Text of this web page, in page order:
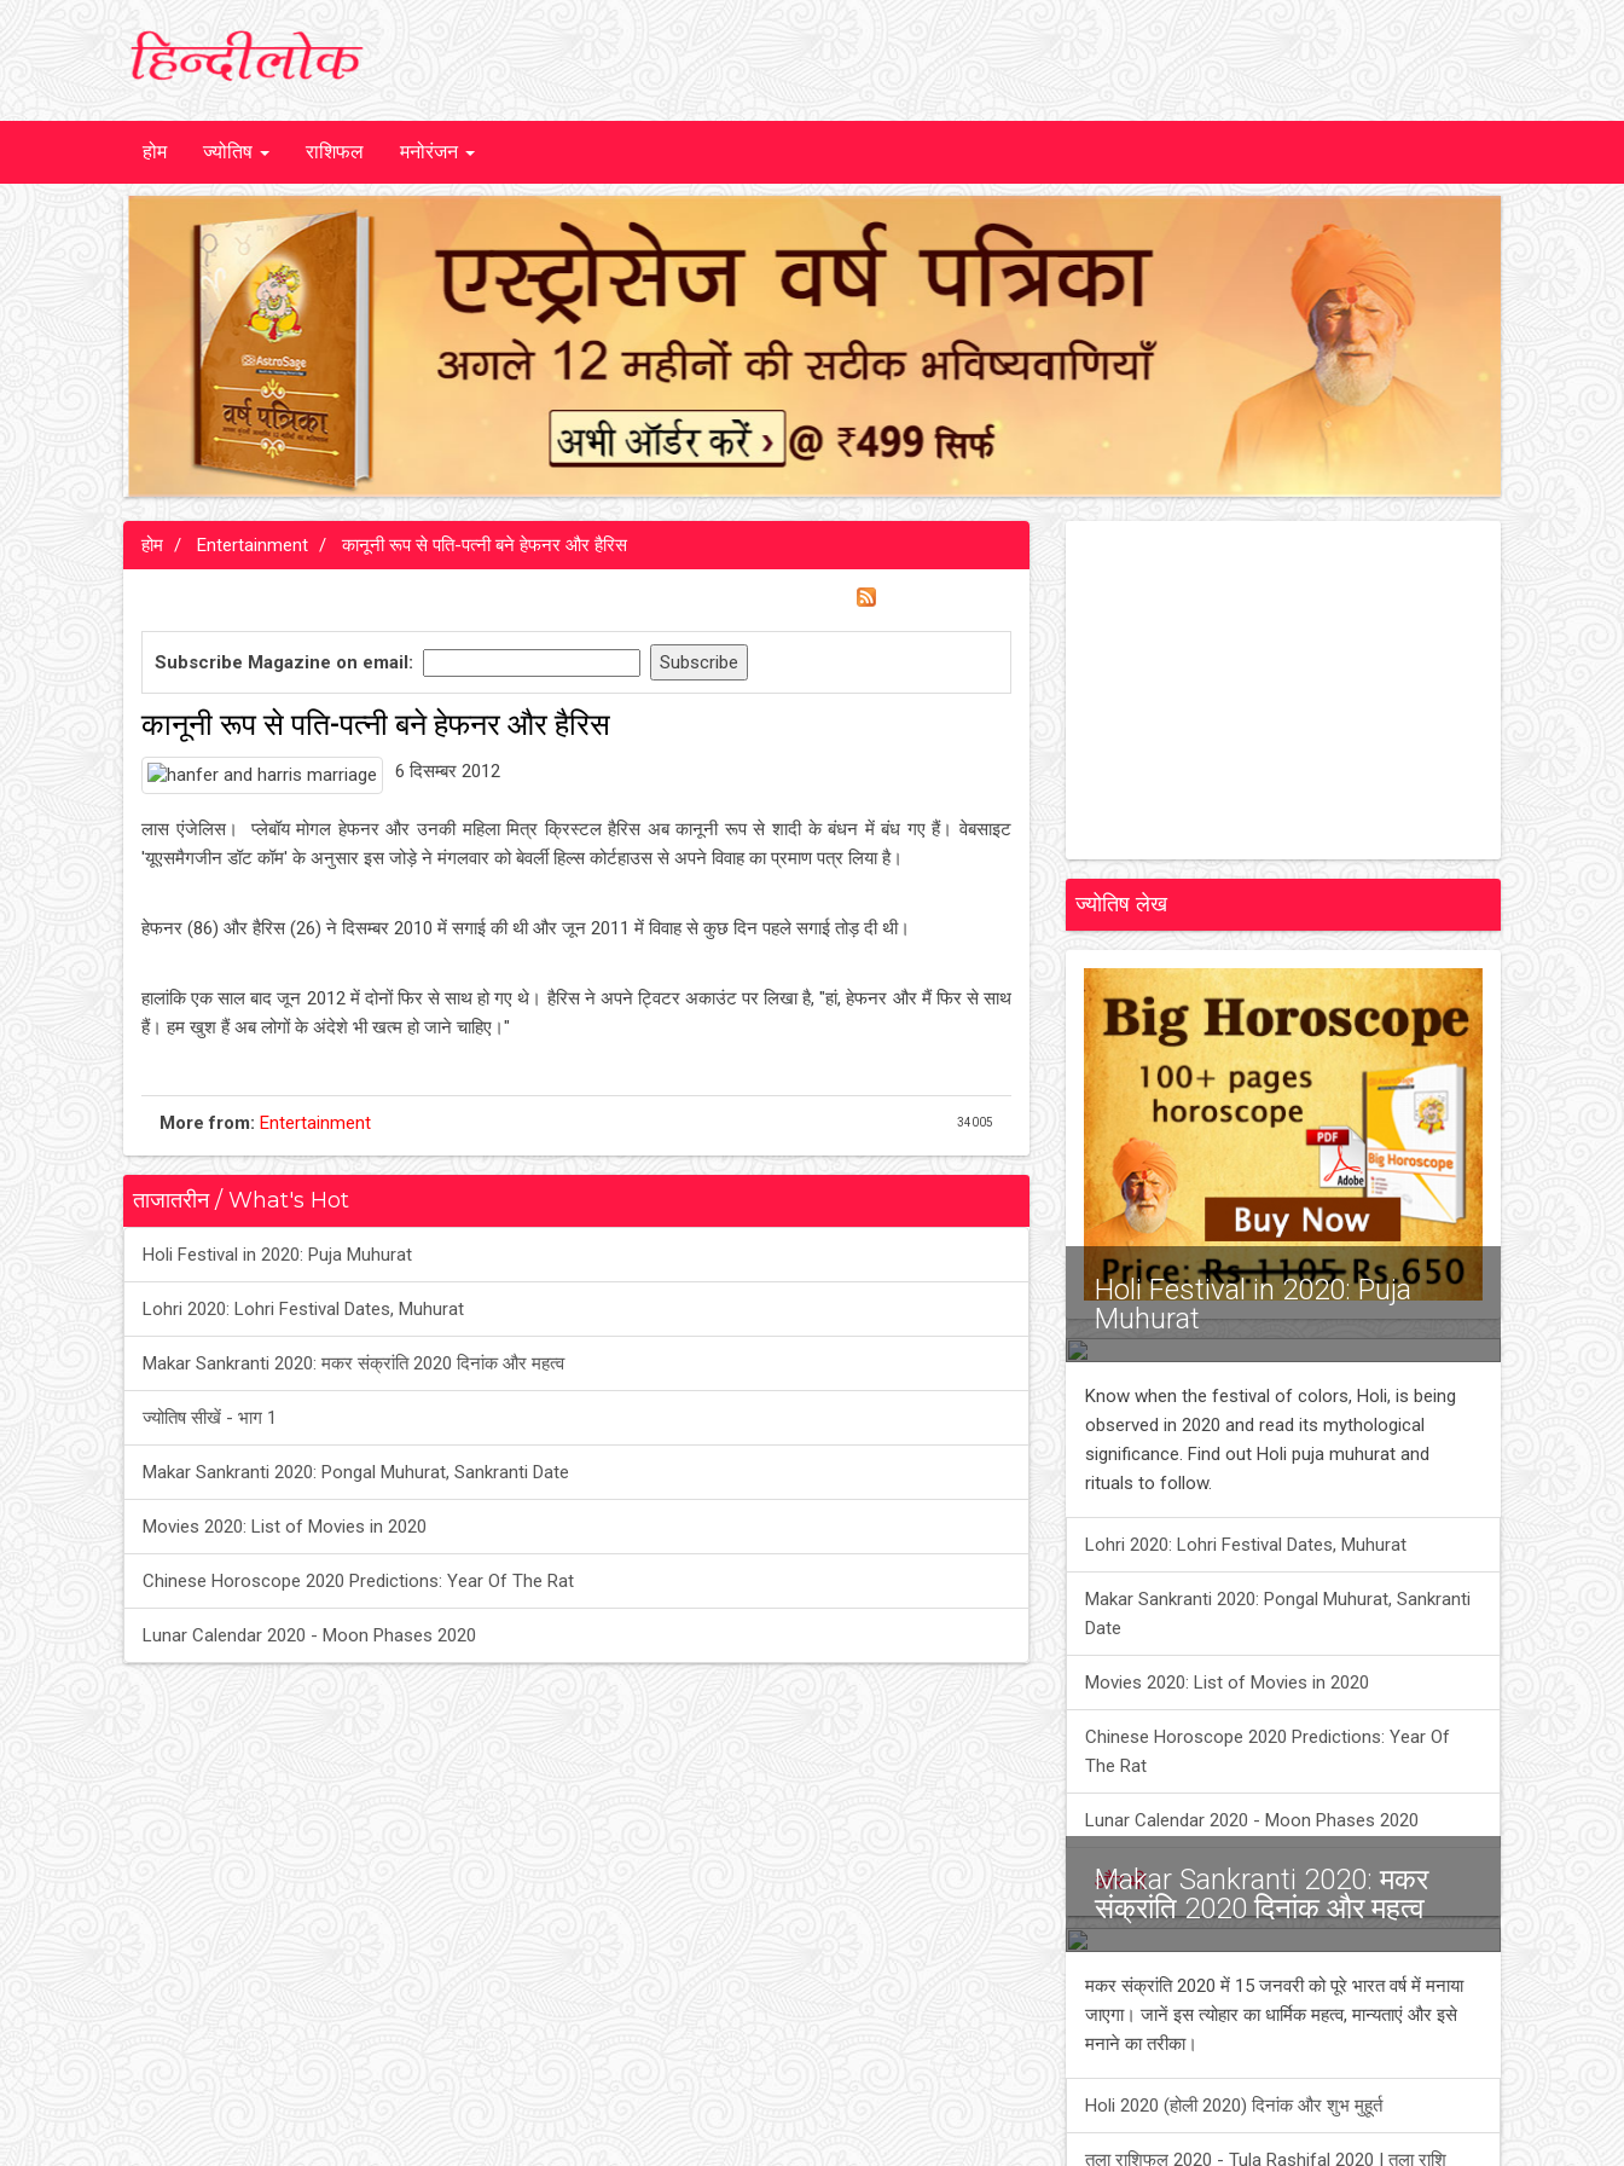
होम ज्योतिष राशिफल मनोरंजन
होम Entertainment कानूनी रूप से पति-पत्नी बने हेफनर और हैरिस
Subscribe Magazine on email:
कानूनी रूप से पति-पत्नी बने हेफनर और हैरिस
6 दिसम्बर 2012
लास एंजेलिस। प्लेबॉय मोगल हेफनर और उनकी महिला मित्र क्रिस्टल हैरिस अब कानूनी रूप से शादी के बंधन में बंध गए हैं। वेबसाइट
'यूएसमैगजीन डॉट कॉम' के अनुसार इस जोड़े ने मंगलवार को बेवर्ली हिल्स कोर्टहाउस से अपने विवाह का प्रमाण पत्र लिया है।
हेफनर (86) और हैरिस (26) ने दिसम्बर 2010 में सगाई की थी और जून 2011 में विवाह से कुछ दिन पहले सगाई तोड़ दी थी।
हालांकि एक साल बाद जून 2012 में दोनों फिर से साथ हो गए थे। हैरिस ने अपने ट्विटर अकाउंट पर लिखा है, "हां, हेफनर और मैं फिर से साथ
हैं। हम खुश हैं अब लोगों के अंदेशे भी खत्म हो जाने चाहिए।"
More from: Entertainment 34005
ताजातरीन / What's Hot
Holi Festival in 2020: Puja Muhurat
Lohri 2020: Lohri Festival Dates, Muhurat
Makar Sankranti 2020: मकर संक्रांति 2020 दिनांक और महत्व
ज्योतिष सीखें - भाग 1
Makar Sankranti 2020: Pongal Muhurat, Sankranti Date
Movies 2020: List of Movies in 2020
Chinese Horoscope 2020 Predictions: Year Of The Rat
Lunar Calendar 2020 - Moon Phases 2020
ज्योतिष लेख
Holi Festival in 2020: Puja
Muhurat
Know when the festival of colors, Holi, is being
observed in 2020 and read its mythological
significance. Find out Holi puja muhurat and
rituals to follow.
Lohri 2020: Lohri Festival Dates, Muhurat
Makar Sankranti 2020: Pongal Muhurat, Sankranti
Date
Movies 2020: List of Movies in 2020
Chinese Horoscope 2020 Predictions: Year Of
The Rat
Lunar Calendar 2020 - Moon Phases 2020
और भी
Makar Sankranti 2020: मकर
संक्रांति 2020 दिनांक और महत्व
मकर संक्रांति 2020 में 15 जनवरी को पूरे भारत वर्ष में मनाया
जाएगा। जानें इस त्योहार का धार्मिक महत्व, मान्यताएं और इसे
मनाने का तरीका।
Holi 2020 (होली 2020) दिनांक और शुभ मुहूर्त
तुला राशिफल 2020 - Tula Rashifal 2020 | तुला राशि